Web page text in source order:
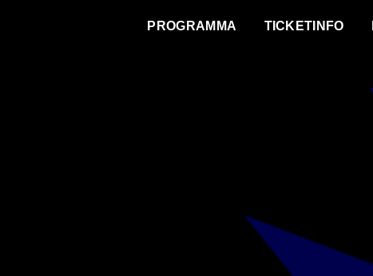
PROGRAMMA TICKETINFO